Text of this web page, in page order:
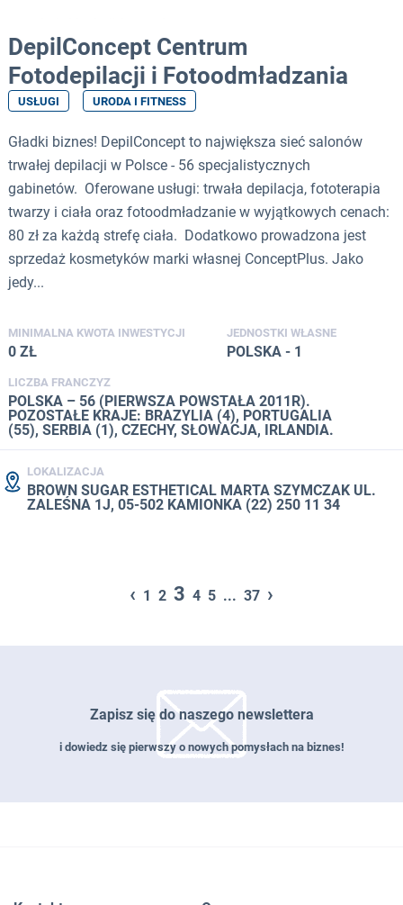
DepilConcept Centrum
Fotodepilacji i Fotoodmładzania
USŁUGI URODA I FITNESS
Gładki biznes! DepilConcept to największa sieć salonów
trwałej depilacji w Polsce - 56 specjalistycznych
gabinetów. Oferowane usługi: trwała depilacja, fototerapia
twarzy i ciała oraz fotoodmładzanie w wyjątkowych cenach:
80 zł za każdą strefę ciała. Dodatkowo prowadzona jest
sprzedaż kosmetyków marki własnej ConceptPlus. Jako
jedy...
MINIMALNA KWOTA INWESTYCJI
0 ZŁ
JEDNOSTKI WŁASNE
POLSKA - 1
LICZBA FRANCZYZ
POLSKA – 56 (PIERWSZA POWSTAŁA 2011R).
POZOSTAŁE KRAJE: BRAZYLIA (4), PORTUGALIA
(55), SERBIA (1), CZECHY, SŁOWACJA, IRLANDIA.
LOKALIZACJA
BROWN SUGAR ESTHETICAL MARTA SZYMCZAK UL.
ZALEŚNA 1J, 05-502 KAMIONKA (22) 250 11 34
‹ 1 2 3 4 5 ... 37 ›
Zapisz się do naszego newslettera
i dowiedz się pierwszy o nowych pomysłach na biznes!